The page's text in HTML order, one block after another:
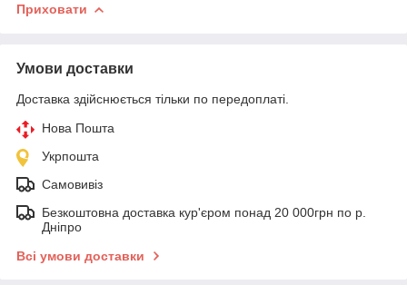
Приховати
Умови доставки
Доставка здійснюється тільки по передоплаті.
Нова Пошта
Укрпошта
Самовивіз
Безкоштовна доставка кур'єром понад 20 000грн по р.
Дніпро
Всі умови доставки